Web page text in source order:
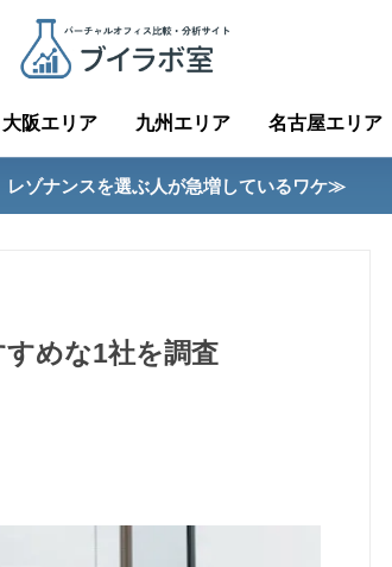
大阪エリア 九州エリア 名古屋エリア
レゾナンスを選ぶ人が急増しているワケ≫
めな1社を調査